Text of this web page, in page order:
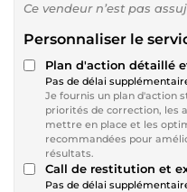
Ce vendeur n’est pas
Personnaliser le
Plan d'action détaillé
Pas de délai
Je fournis un plan d'action
priorités de correction, les
mettre en place et les
recommandées pour
résultats.
Call de restitution et
Pas de délai